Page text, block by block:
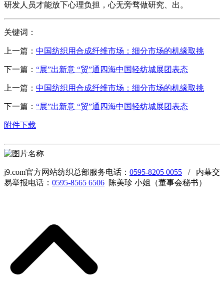
研发人员才能放下心理负担，心无旁骛做研究、出。
关键词：
上一篇： 中国纺织用合成纤维市场：细分市场的机缘取挑
下一篇： “展”出新意 “贸”通四海中国轻纺城展团表态
上一篇： 中国纺织用合成纤维市场：细分市场的机缘取挑
下一篇： “展”出新意 “贸”通四海中国轻纺城展团表态
附件下载
j9.com官方网站纺织总部服务电话： 0595-8205 0055 / 内幕交
易举报电话： 0595-8565 6506 陈美珍 小姐（董事会秘书）